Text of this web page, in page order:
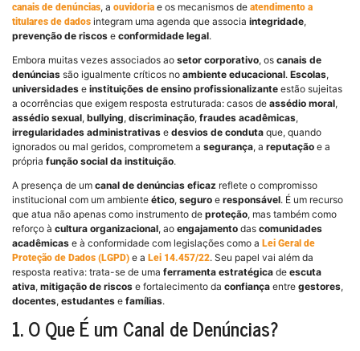
canais de denúncias, a ouvidoria e os mecanismos de atendimento a
titulares de dados integram uma agenda que associa integridade,
prevenção de riscos e conformidade legal.
Embora muitas vezes associados ao setor corporativo, os canais de
denúncias são igualmente críticos no ambiente educacional. Escolas,
universidades e instituições de ensino profissionalizante estão sujeitas
a ocorrências que exigem resposta estruturada: casos de assédio moral,
assédio sexual, bullying, discriminação, fraudes acadêmicas,
irregularidades administrativas e desvios de conduta que, quando
ignorados ou mal geridos, comprometem a segurança, a reputação e a
própria função social da instituição.
A presença de um canal de denúncias eficaz reflete o compromisso
institucional com um ambiente ético, seguro e responsável. É um recurso
que atua não apenas como instrumento de proteção, mas também como
reforço à cultura organizacional, ao engajamento das comunidades
acadêmicas e à conformidade com legislações como a Lei Geral de
Proteção de Dados (LGPD) e a Lei 14.457/22. Seu papel vai além da
resposta reativa: trata-se de uma ferramenta estratégica de escuta
ativa, mitigação de riscos e fortalecimento da confiança entre gestores,
docentes, estudantes e famílias.
1. O Que É um Canal de Denúncias?